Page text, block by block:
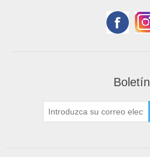
Boletín